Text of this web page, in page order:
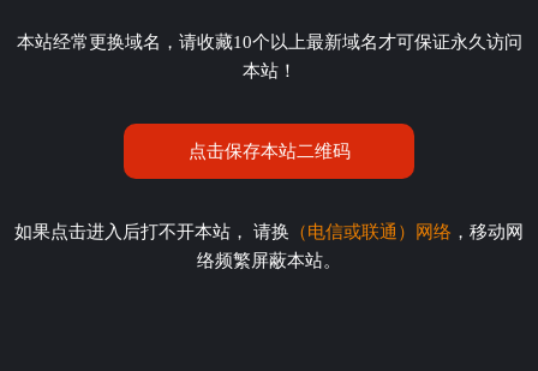
本站经常更换域名，请收藏10个以上最新域名才可保证永久访问
本站！
点击保存本站二维码
如果点击进入后打不开本站， 请换 （电信或联通）网络 ，移动网
络频繁屏蔽本站。